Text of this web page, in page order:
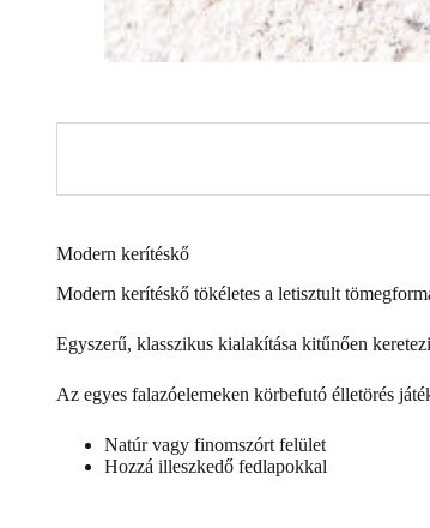
Modern kerítéskő
Modern kerítéskő tökéletes a letisztult
Egyszerű, klasszikus kialakítása kitűnően
Az egyes falazóelemeken körbefutó élletörés
Natúr vagy finomszórt felület
Hozzá illeszkedő fedlapokkal